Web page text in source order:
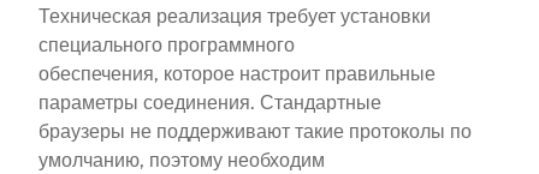
Техническая реализация требует установки
специального программного
обеспечения, которое настроит правильные
параметры соединения. Стандартные
браузеры не поддерживают такие протоколы по
умолчанию, поэтому необходим